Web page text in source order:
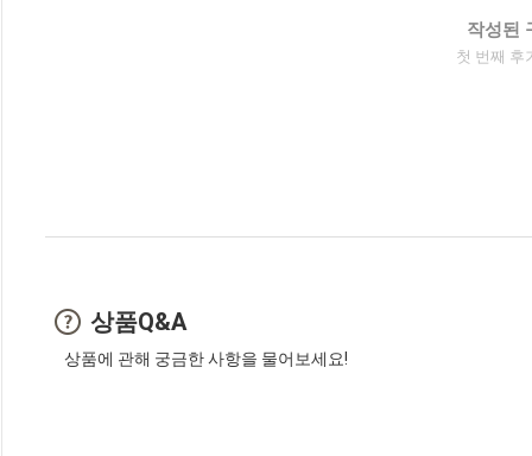
작성된
첫 번째 후
상품Q&A
상품에 관해 궁금한 사항을 물어보세요!